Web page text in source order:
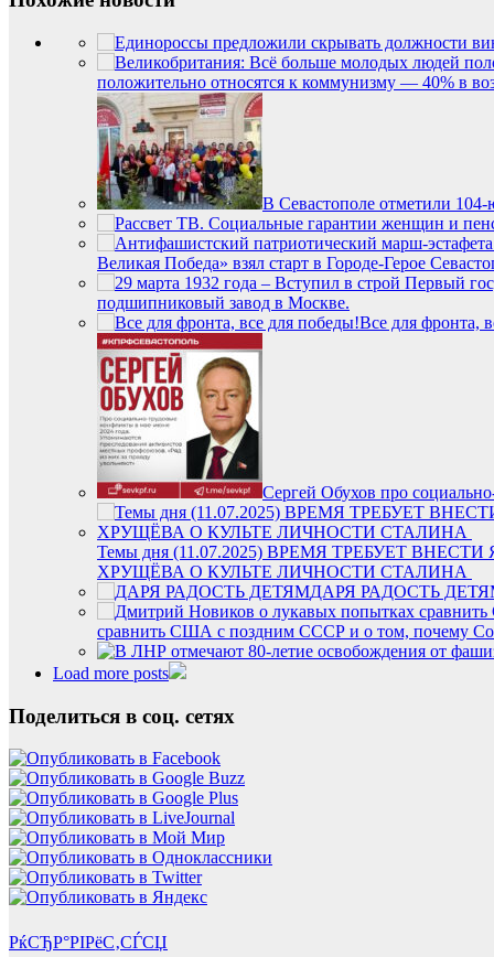
положительно относятся к коммунизму — 40% в
В Севастополе отметили
Великая Победа» взял старт в Городе-Герое
подшипниковый завод в Москве.
Все для фронта,
Сергей Обухов про
Темы дня (11.07.2025) ВРЕМЯ ТРЕБУЕТ
ХРУЩЁВА О КУЛЬТЕ ЛИЧНОСТИ СТАЛИНА
ДАРЯ РАДОСТЬ
сравнить США с поздним СССР и о том, почему
Load more posts
Поделиться в соц. сетях
РќСЂР°РІРёС‚СЃСЏ